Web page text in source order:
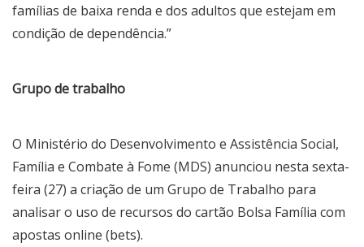
famílias de baixa renda e dos adultos que estejam em
condição de dependência.”
Grupo de trabalho
O Ministério do Desenvolvimento e Assistência Social,
Família e Combate à Fome (MDS) anunciou nesta sexta-
feira (27) a criação de um Grupo de Trabalho para
analisar o uso de recursos do cartão Bolsa Família com
apostas online (bets).